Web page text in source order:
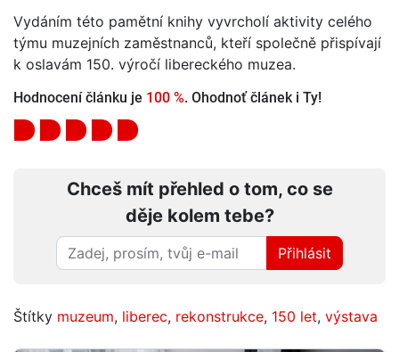
Vydáním této pamětní knihy vyvrcholí aktivity celého
týmu muzejních zaměstnanců, kteří společně přispívají
k oslavám 150. výročí libereckého muzea.
Hodnocení článku je 100 %. Ohodnoť článek i Ty!
Chceš mít přehled o tom, co se
děje kolem tebe?
Přihlásit
Štítky muzeum, liberec, rekonstrukce, 150 let, výstava